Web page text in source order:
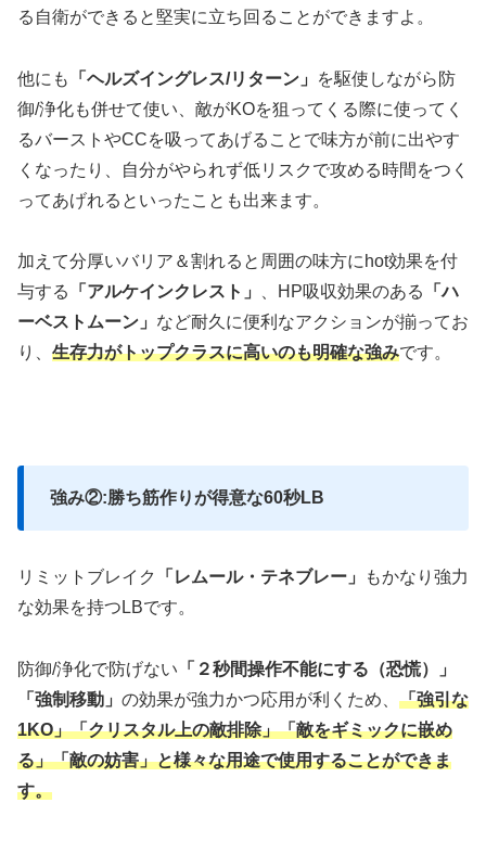
る自衛ができると堅実に立ち回ることができますよ。
他にも 「ヘルズイングレス/リターン」
を駆使しながら防
御/浄化も併せて使い、敵がKOを狙ってくる際に使ってく
るバーストやCCを吸ってあげることで味方が前に出やす
くなったり、自分がやられず低リスクで攻める時間をつく
ってあげれるといったことも出来ます。
加えて分厚いバリア＆割れると周囲の味方にhot効果を付
与する
「アルケインクレスト」 、HP吸収効果のある
「ハ
ーベストムーン」 など耐久に便利なアクションが揃ってお
り、 生存力がトップクラスに高いのも明確な強みです。
強み②:勝ち筋作りが得意な60秒LB
リミットブレイク 「レムール・テネブレー」
もかなり強力
な効果を持つLBです。
防御/浄化で防げない 「２秒間操作不能にする（恐慌）」
「強制移動」 の効果が強力かつ応用が利くため、 「強引な
1KO」「クリスタル上の敵排除」「敵をギミックに嵌め
る」「敵の妨害」と様々な用途で使用することができま
す。